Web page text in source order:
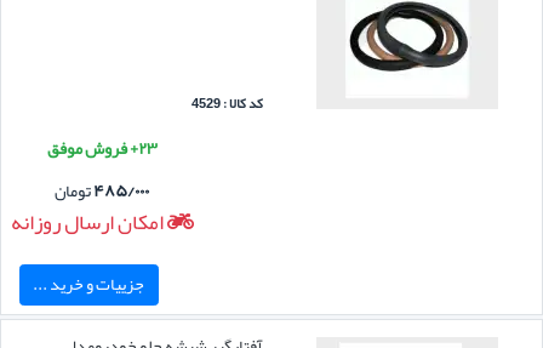
کد کالا : 4529
۲۳+ فروش موفق
۴۸۵/۰۰۰تومان
امکان ارسال روزانه
جزییات و خرید ...